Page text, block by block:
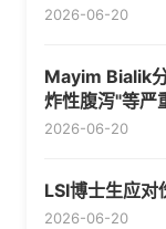
2026-06-20
Mayim Bialik
炸性腹泻"等严
2026-06-20
LSI博士生应对
2026-06-20